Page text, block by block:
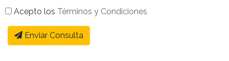
Acepto los Términos y Condiciones
Enviar Consulta